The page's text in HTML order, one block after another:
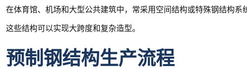
在体育馆、机场和大型公共建筑中，常采用空间结构或特殊钢结构系
这些结构可以实现大跨度和复杂造型。
预制钢结构生产流程